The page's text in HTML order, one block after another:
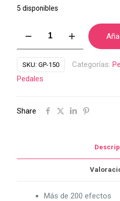
5 disponibles
Valeton
GP150
cantidad
SKU: GP-150 Categorías:
Pedales
Share
Más de 200 efectos